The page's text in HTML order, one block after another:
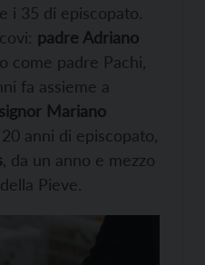
i 35 di episcopato.
padre Adriano
come padre Pachi,
fa assieme a
Mariano
anni di episcopato,
, da un anno e mezzo
Pieve.